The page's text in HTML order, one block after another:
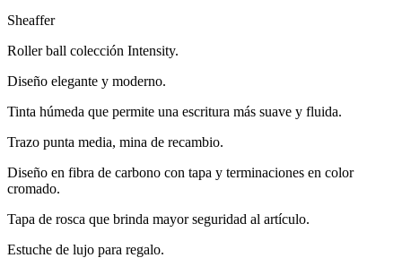
Sheaffer
Roller ball colección Intensity.
Diseño elegante y moderno.
Tinta húmeda que permite una escritura más suave y fluida.
Trazo punta media, mina de recambio.
Diseño en fibra de carbono con tapa y terminaciones en color
cromado.
Tapa de rosca que brinda mayor seguridad al artículo.
Estuche de lujo para regalo.